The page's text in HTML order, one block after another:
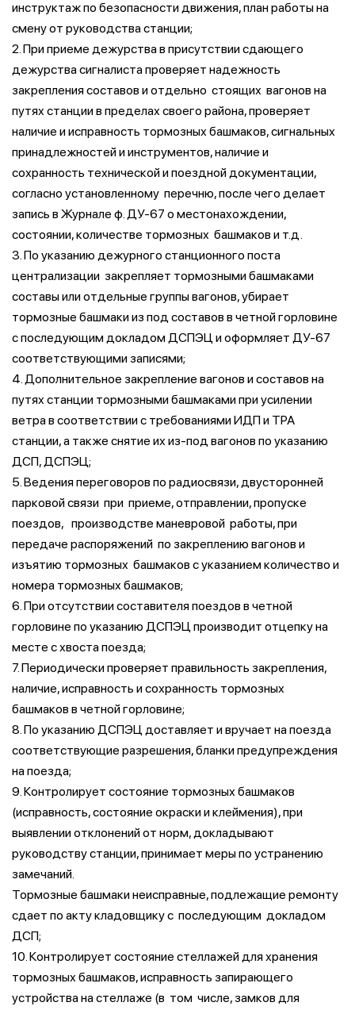
инструктаж по безопасности движения, план работы на
смену от руководства станции;
2. При приеме дежурства в присутствии сдающего
дежурства сигналиста проверяет надежность
закрепления составов и отдельно стоящих вагонов на
путях станции в пределах своего района, проверяет
наличие и исправность тормозных башмаков, сигнальных
принадлежностей и инструментов, наличие и
сохранность технической и поездной документации,
согласно установленному перечню, после чего делает
запись в Журнале ф. ДУ-67 о местонахождении,
состоянии, количестве тормозных башмаков и т.д.
3. По указанию дежурного станционного поста
централизации закрепляет тормозными башмаками
составы или отдельные группы вагонов, убирает
тормозные башмаки из под составов в четной горловине
с последующим докладом ДСПЭЦ и оформляет ДУ-67
соответствующими записями;
4. Дополнительное закрепление вагонов и составов на
путях станции тормозными башмаками при усилении
ветра в соответствии с требованиями ИДП и ТРА
станции, а также снятие их из-под вагонов по указанию
ДСП, ДСПЭЦ;
5. Ведения переговоров по радиосвязи, двусторонней
парковой связи при приеме, отправлении, пропуске
поездов, производстве маневровой работы, при
передаче распоряжений по закреплению вагонов и
изъятию тормозных башмаков с указанием количество и
номера тормозных башмаков;
6. При отсутствии составителя поездов в четной
горловине по указанию ДСПЭЦ производит отцепку на
месте с хвоста поезда;
7. Периодически проверяет правильность закрепления,
наличие, исправность и сохранность тормозных
башмаков в четной горловине;
8. По указанию ДСПЭЦ доставляет и вручает на поезда
соответствующие разрешения, бланки предупреждения
на поезда;
9. Контролирует состояние тормозных башмаков
(исправность, состояние окраски и клеймения), при
выявлении отклонений от норм, докладывают
руководству станции, принимает меры по устранению
замечаний.
Тормозные башмаки неисправные, подлежащие ремонту
сдает по акту кладовщику с последующим докладом
ДСП;
10. Контролирует состояние стеллажей для хранения
тормозных башмаков, исправность запирающего
устройства на стеллаже (в том числе, замков для